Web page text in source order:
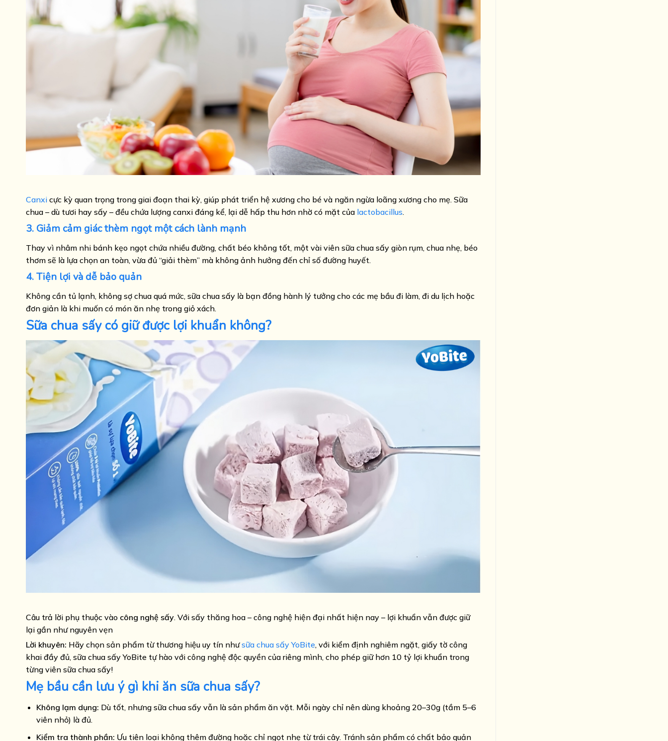
Canxi cực kỳ quan trọng trong giai đoạn thai kỳ, giúp phát triển hệ xương cho bé và ngăn ngừa loãng xương cho mẹ. Sữa
chua – dù tươi hay sấy – đều chứa lượng canxi đáng kể, lại dễ hấp thu hơn nhờ có mặt của lactobacillus.
3. Giảm cảm giác thèm ngọt một cách lành mạnh
Thay vì nhâm nhi bánh kẹo ngọt chứa nhiều đường, chất béo không tốt, một vài viên sữa chua sấy giòn rụm, chua nhẹ, béo
thơm sẽ là lựa chọn an toàn, vừa đủ “giải thèm” mà không ảnh hưởng đến chỉ số đường huyết.
4. Tiện lợi và dễ bảo quản
Không cần tủ lạnh, không sợ chua quá mức, sữa chua sấy là bạn đồng hành lý tưởng cho các mẹ bầu đi làm, đi du lịch hoặc
đơn giản là khi muốn có món ăn nhẹ trong giỏ xách.
Sữa chua sấy có giữ được lợi khuẩn không?
Câu trả lời phụ thuộc vào công nghệ sấy. Với sấy thăng hoa – công nghệ hiện đại nhất hiện nay – lợi khuẩn vẫn được giữ
lại gần như nguyên vẹn
Lời khuyên: Hãy chọn sản phẩm từ thương hiệu uy tín nhưsữa chua sấy YoBite, với kiểm định nghiêm ngặt, giấy tờ công
khai đầy đủ, sữa chua sấy YoBite tự hào với công nghệ độc quyền của riêng mình, cho phép giữ hơn 10 tỷ lợi khuẩn trong
từng viên sữa chua sấy!
Mẹ bầu cần lưu ý gì khi ăn sữa chua sấy?
Không lạm dụng: Dù tốt, nhưng sữa chua sấy vẫn là sản phẩm ăn vặt. Mỗi ngày chỉ nên dùng khoảng 20–30g (tầm 5–6
viên nhỏ) là đủ.
Kiểm tra thành phần: Ưu tiên loại không thêm đường hoặc chỉ ngọt nhẹ từ trái cây. Tránh sản phẩm có chất bảo quản